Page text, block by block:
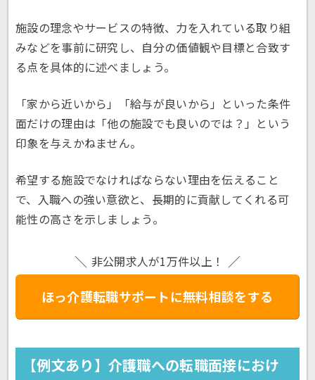
施設の理念やサービスの特徴、力を入れている取り組
みなどを事前に研究し、自分の価値観や目標と合致す
る点を具体的に述べましょう。
「家から近いから」「給与が良いから」といった条件
面だけの理由は「他の施設でも良いのでは？」という
印象を与えかねません。
希望する施設でなければならない理由を伝えること
で、入職への強い意欲と、長期的に貢献してくれる可
能性の高さを示しましょう。
非公開求人が1万件以上！
ほっ介護転職サポートに無料相談をする
【例文あり】介護職への転職面接におけ